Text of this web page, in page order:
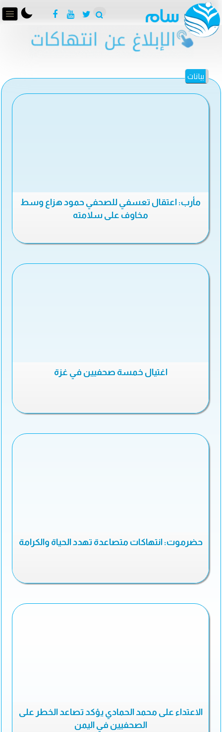
بيانات
مأرب: اعتقال تعسفي للصحفي حمود هزاع وسط
مخاوف على سلامته
اغتيال خمسة صحفيين في غزة
حضرموت: انتهاكات متصاعدة تهدد الحياة والكرامة
الاعتداء على محمد الحمادي يؤكد تصاعد الخطر على
الصحفيين في اليمن